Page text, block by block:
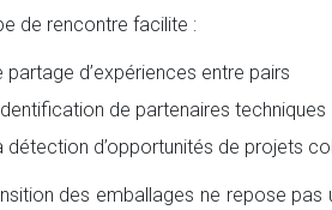
de rencontre facilite :
partage d’expériences entre pairs
de partenaires techniques
détection d’opportunités de projets
des emballages ne repose